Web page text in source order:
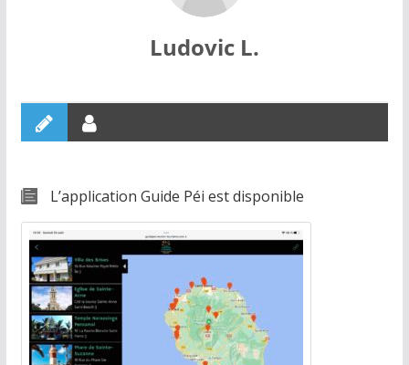
Ludovic L.
L’application Guide Péi est disponible